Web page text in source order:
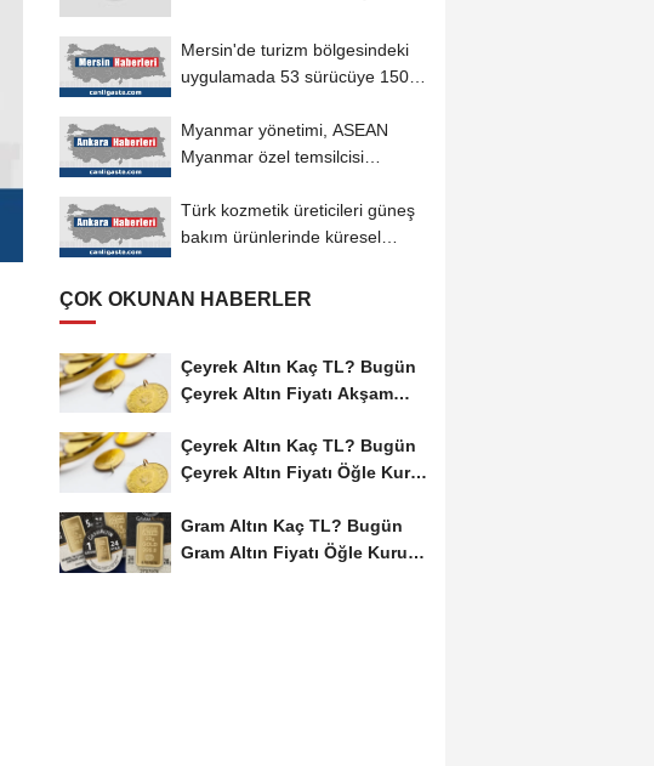
Mersin'de turizm bölgesindeki
uygulamada 53 sürücüye 150
Myanmar yönetimi, ASEAN
Myanmar özel temsilcisi
sürdürülmesine...
Türk kozmetik üreticileri güneş
bakım ürünlerinde küresel
ÇOK OKUNAN HABERLER
Çeyrek Altın Kaç TL? Bugün
Çeyrek Altın Fiyatı Akşam
Çeyrek Altın Kaç TL? Bugün
Çeyrek Altın Fiyatı Öğle Kuru
Gram Altın Kaç TL? Bugün
Gram Altın Fiyatı Öğle Kuru